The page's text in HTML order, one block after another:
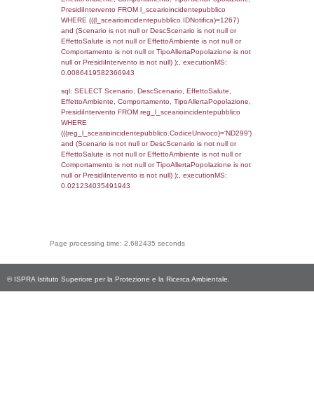
cod_territori_tipologia.IDTipologiaTerritorio)
(f_territori_limitrofi.IDTipoTerritorio =
cod_territori_tipologia.IDTerritorioTP)
(((f_territori_limitrofi.IDNotifica)=1267) AND
((f_territori_limitrofi.IDTipoTerritorio)=8)),
0.067996025085449
sql: SELECT
reg_f_territori_limitrofi.Direzione,
reg_f_territori_limitrofi.Denominazione,
_limitrofi.DescAltro FROM
(reg_f_territori_limitrofi.IDTipoTerritorio =
cod_territori_tipologia.IDTerritorioTP)